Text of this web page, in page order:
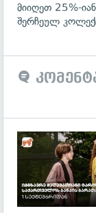
მიიღეთ 25%-
შერჩეულ